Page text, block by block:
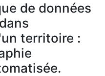
de données
territoire :